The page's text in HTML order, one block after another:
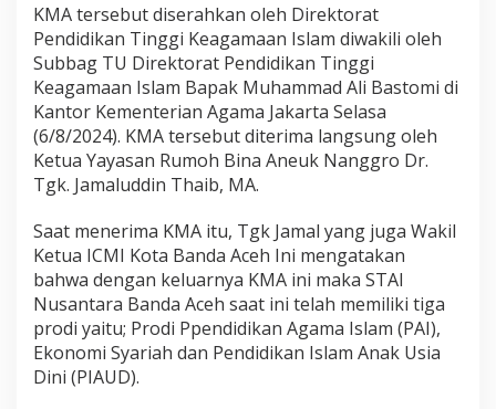
KMA tersebut diserahkan oleh Direktorat
Pendidikan Tinggi Keagamaan Islam diwakili oleh
Subbag TU Direktorat Pendidikan Tinggi
Keagamaan Islam Bapak Muhammad Ali Bastomi di
Kantor Kementerian Agama Jakarta Selasa
(6/8/2024). KMA tersebut diterima langsung oleh
Ketua Yayasan Rumoh Bina Aneuk Nanggro Dr.
Tgk. Jamaluddin Thaib, MA.
Saat menerima KMA itu, Tgk Jamal yang juga Wakil
Ketua ICMI Kota Banda Aceh Ini mengatakan
bahwa dengan keluarnya KMA ini maka STAI
Nusantara Banda Aceh saat ini telah memiliki tiga
prodi yaitu; Prodi Ppendidikan Agama Islam (PAI),
Ekonomi Syariah dan Pendidikan Islam Anak Usia
Dini (PIAUD).